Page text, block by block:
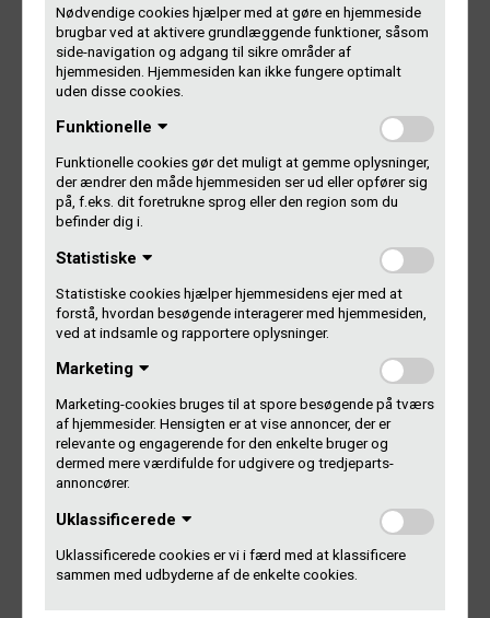
Nødvendige cookies hjælper med at gøre en hjemmeside
brugbar ved at aktivere grundlæggende funktioner, såsom
side-navigation og adgang til sikre områder af
hjemmesiden. Hjemmesiden kan ikke fungere optimalt
uden disse cookies.
Funktionelle
Funktionelle cookies gør det muligt at gemme oplysninger,
der ændrer den måde hjemmesiden ser ud eller opfører sig
på, f.eks. dit foretrukne sprog eller den region som du
befinder dig i.
Statistiske
Statistiske cookies hjælper hjemmesidens ejer med at
forstå, hvordan besøgende interagerer med hjemmesiden,
ved at indsamle og rapportere oplysninger.
Marketing
Marketing-cookies bruges til at spore besøgende på tværs
af hjemmesider. Hensigten er at vise annoncer, der er
relevante og engagerende for den enkelte bruger og
dermed mere værdifulde for udgivere og tredjeparts-
annoncører.
Uklassificerede
Uklassificerede cookies er vi i færd med at klassificere
sammen med udbyderne af de enkelte cookies.
Musik er uundværligt
En Megafon-undersøgelse udarbejdet for IFPI viser, at
musik er noget af det, vi danskere allernødigst vil undvære i
hverdagen. Kun vores bedste ven mobiletelefonen og tv’et
overgår musik. Radioen kommer ind på fjerdepladsen over
ting, vi nødigst vil undvære i hverdagen.
Undersøgelsen viser også, at musik er noget, vi i høj grad
streamer. 53 % af danskerne i alderen 16-70 år lytter i dag
til musik via en streamingtjeneste. For de 16-29-årige er
Ifølge IFPIs nøgletal udgør streaming i 2015 ikke mindre
musik i Danmark.
Samtidig er salget af cd’er og download for støt
nedadgående. Vinylen trodser alle digitale tendenser, tager
endnu et spring opad og udgør nu 16,5 % af det samlede
fysiske salg.
Du kan se formaternes udvikling hver især i IFPIs figur
nedenfor: